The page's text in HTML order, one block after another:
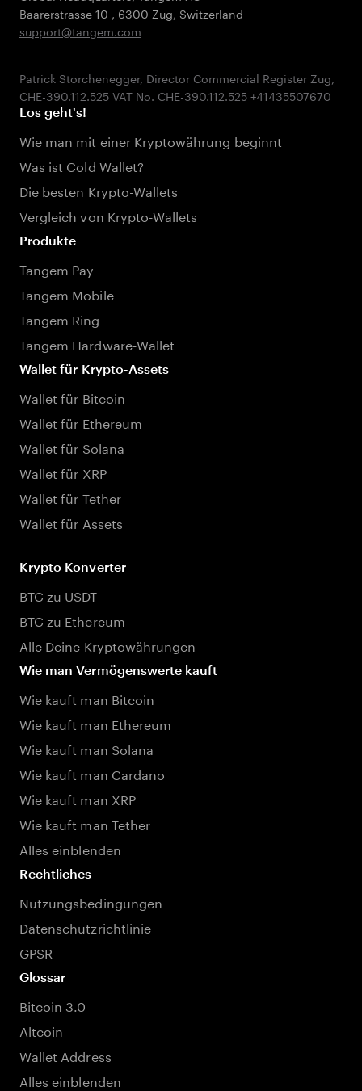
Baarerstrasse 10 , 6300 Zug, Switzerland
support@tangem.com
Patrick Storchenegger, Director Commercial Register Zug,
Los geht's!
Wie man mit einer Kryptowährung beginnt
Was ist Cold Wallet?
Die besten Krypto-Wallets
Vergleich von Krypto-Wallets
Produkte
Tangem Pay
Tangem Mobile
Tangem Ring
Tangem Hardware-Wallet
Wallet für Krypto-Assets
Wallet für Bitcoin
Wallet für Ethereum
Wallet für Solana
Wallet für XRP
Wallet für Tether
Wallet für Assets
Krypto Konverter
BTC zu USDT
BTC zu Ethereum
Alle Deine Kryptowährungen
Wie man Vermögenswerte kauft
Wie kauft man Bitcoin
Wie kauft man Ethereum
Wie kauft man Solana
Wie kauft man Cardano
Wie kauft man XRP
Wie kauft man Tether
Alles einblenden
Rechtliches
Nutzungsbedingungen
Datenschutzrichtlinie
GPSR
Glossar
Bitcoin 3.0
Altcoin
Wallet Address
Alles einblenden